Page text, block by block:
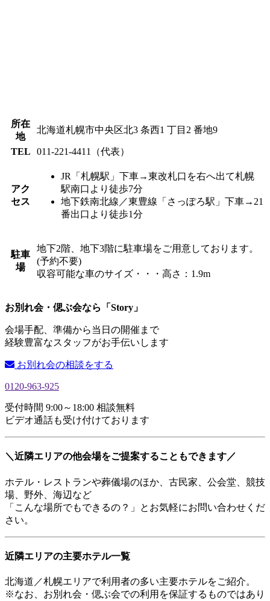
所在
地
北海道札幌市中央区北3 条西1 丁目2 番地9
TEL 011-221-4411（代表）
アク
セス
JR「札幌駅」下車→東改札口を右へ出て札幌
駅南口より徒歩7分
地下鉄南北線／東豊線「さっぽろ駅」下車→21
番出口より徒歩1分
駐車
場
地下2階、地下3階に駐車場をご用意しております。
(予約不要)
収容可能な車のサイズ・・・高さ：1.9m
お別れ会・偲ぶ会なら「Story」
会場手配、準備から当日の開催まで
経験豊富なスタッフがお手伝いします
お別れ会の相談をする
0120-963-925
受付時間 9:00～18:00 相談無料
ビデオ通話も受け付けております
＼近隣エリアの他会場をご提案することもできます／
ホテル・レストランや葬儀場のほか、古民家、公会堂、競技
場、野外、海辺など
「こんな場所でもできるの？」とお気軽にお問い合わせくだ
さい。
近隣エリアの主要ホテル一覧
北海道／札幌エリアで利用者の多い主要ホテルをご紹介。
※なお、お別れ会・偲ぶ会での利用を保証するものではあり